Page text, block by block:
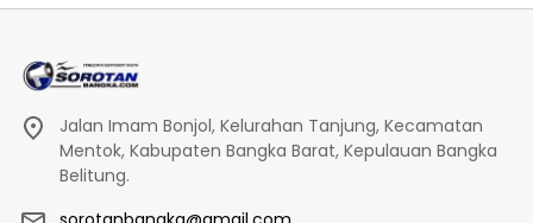
Jalan Imam Bonjol, Kelurahan Tanjung, Kecamatan
Mentok, Kabupaten Bangka Barat, Kepulauan Bangka
Belitung.